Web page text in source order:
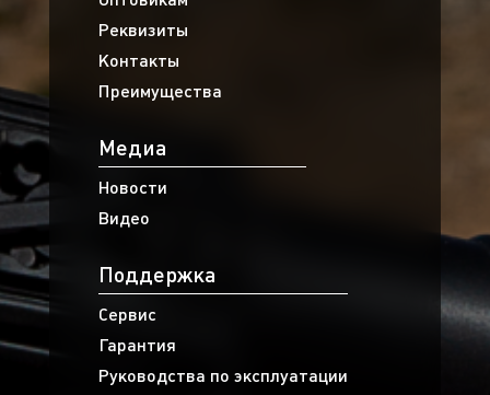
Реквизиты
Контакты
Преимущества
Медиа
Новости
Видео
Поддержка
Сервис
Гарантия
Руководства по эксплуатации